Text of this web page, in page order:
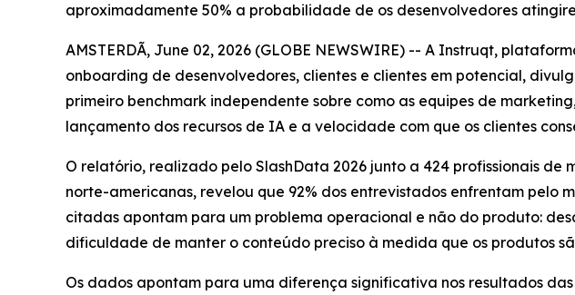
aproximadamente 50% a probabilidade de os desenvolvedores
AMSTERDÃ, June 02, 2026 (GLOBE NEWSWIRE) -- A Instruqt,
onboarding de desenvolvedores, clientes e clientes em potencial,
primeiro benchmark independente sobre como as equipes de
lançamento dos recursos de IA e a velocidade com que os clientes
O relatório, realizado pelo SlashData 2026 junto a 424 profissionais
norte-americanas, revelou que 92% dos entrevistados enfrentam pelo
citadas apontam para um problema operacional e não do produto:
dificuldade de manter o conteúdo preciso à medida que os produtos
Os dados apontam para uma diferença significativa nos resultados